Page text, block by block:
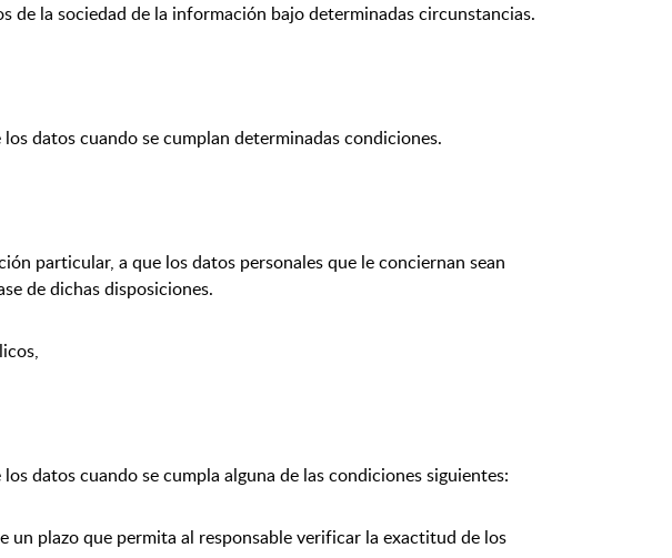
de la sociedad de la información bajo determinadas circunstancias.
datos cuando se cumplan determinadas condiciones.
particular, a que los datos personales que le conciernan sean
de dichas disposiciones.
datos cuando se cumpla alguna de las condiciones siguientes:
un plazo que permita al responsable verificar la exactitud de los